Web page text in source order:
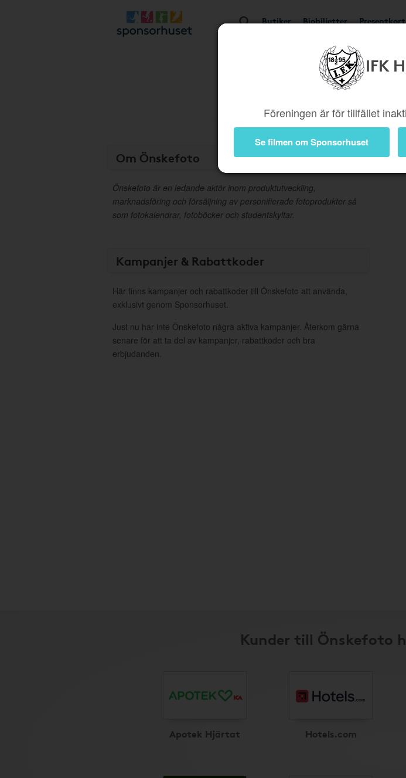
Butiker Biobiljetter Presentkort
IFK
Föreningen är för tillfället
Se filmen om Sponsorhuset
Ger upp
Om Önskefoto
Önskefoto är en ledande aktör inom produktutveckling,
marknadsföring och försäljning av personifierade fotoprodukter så
som fotokalendrar, fotoböcker och studentskyltar.
Kampanjer & Rabattkoder
Här finns kampanjer och rabattkoder till Önskefoto att använda,
exklusivt genom Sponsorhuset.
Just nu har inte Önskefoto några aktiva kampanjer. Återkom gärna
senare för att ta del av kampanjer, rabattkoder och bra
erbjudanden.
Kunder till Önskefoto
Apotek Hjärtat Hotels.com